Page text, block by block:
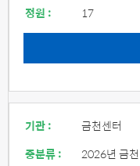
정원 :
17
기관 :
금천센터
중분류 :
2026년 금